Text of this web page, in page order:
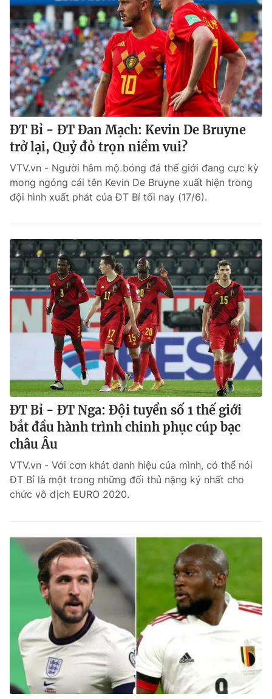
ĐT Bỉ - ĐT Đan Mạch: Kevin De Bruyne
trở lại, Quỷ đỏ trọn niềm vui?
VTV.vn - Người hâm mộ bóng đá thế giới đang cực kỳ
mong ngóng cái tên Kevin De Bruyne xuất hiện trong
đội hình xuất phát của ĐT Bỉ tối nay (17/6).
ĐT Bỉ - ĐT Nga: Đội tuyển số 1 thế giới
bắt đầu hành trình chinh phục cúp bạc
châu Âu
VTV.vn - Với cơn khát danh hiệu của mình, có thể nói
ĐT Bỉ là một trong những đối thủ nặng ký nhất cho
chức vô địch EURO 2020.